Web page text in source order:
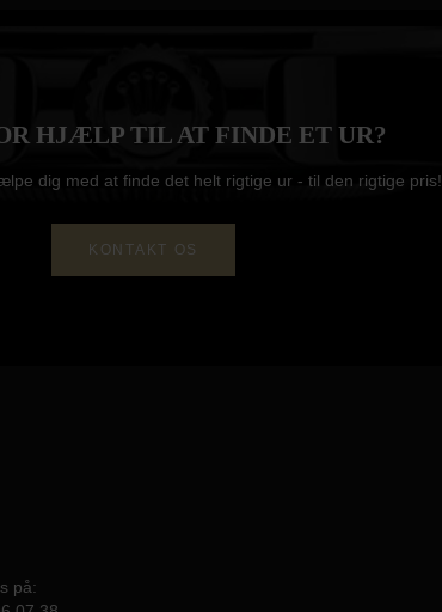
HJÆLP TIL AT FINDE ET UR?
dig med at finde det helt rigtige ur - til den rigtige pris!
KONTAKT OS
på: